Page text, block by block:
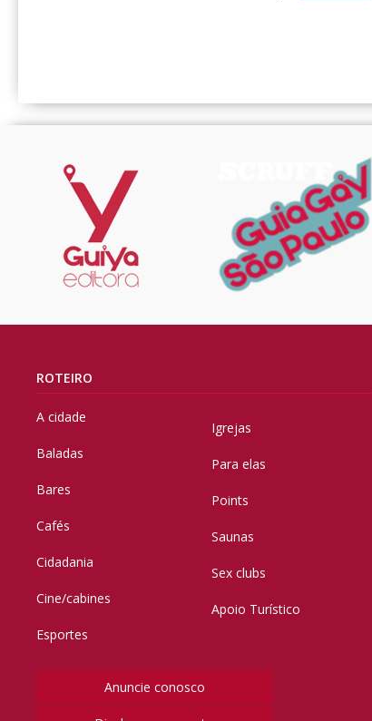
ROTEIRO
A cidade
Baladas
Bares
Cafés
Cidadania
Cine/cabines
Esportes
Igrejas
Para elas
Points
Saunas
Sex clubs
Apoio Turístico
Anuncie conosco